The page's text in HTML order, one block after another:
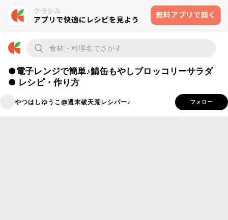
●電子レンジで簡単♪鯖缶もやしブロッコリーサラダ
● レシピ・作り方
やつはしゆうこ@週末破天荒レシパー♪ フォロー